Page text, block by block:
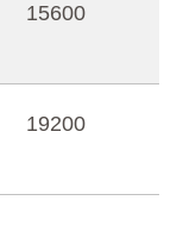
15600
19200